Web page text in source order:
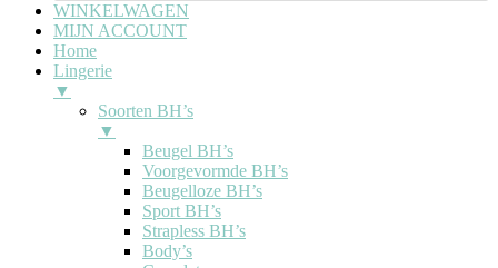
WINKELWAGEN
MIJN ACCOUNT
Home
Lingerie
▼
Soorten BH’s
▼
Beugel BH’s
Voorgevormde BH’s
Beugelloze BH’s
Sport BH’s
Strapless BH’s
Body’s